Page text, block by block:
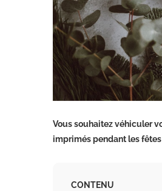
Vous souhaitez véhiculer
imprimés pendant les fêtes
CONTENU